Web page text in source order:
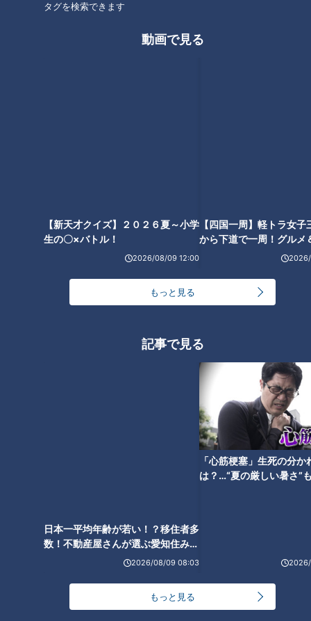
タグを検索できます
動画で見る
2026/08/09 12:00
もっと見る
記事で見る
日本一平均年齢が若い！？移住者多
数！不動産屋さんが選ぶ愛知住みた
い街ランキング1位は？2026/08/09 08:03
「心筋梗塞」生死の分か
は？…“夏の厳しい暑さ”
もっと見る
中日・清水達也投手に巡ってき
た好機「マルティネスが抜けた
「強いドラゴンズを今の子たち
に…優勝したい、そんだけで
の熱いリアルに迫る！